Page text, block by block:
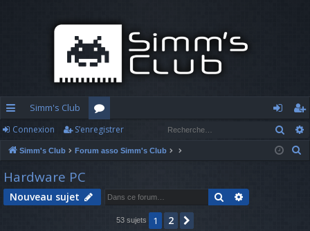
cc
ès
ra
pi
Simm's Club
or
u
o
n
’e
nr
Connexion S’enregistrer
Simm's Club Forum asso Simm's Club
Hardware PC
Nouveau sujet Rechercher
53 sujets 1 2